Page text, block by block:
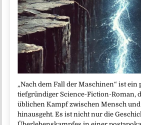
„Nach dem Fall der Maschinen“ ist ein
tiefgründiger Science-Fiction-Roman,
üblichen Kampf zwischen Mensch
hinausgeht. Es ist nicht nur die